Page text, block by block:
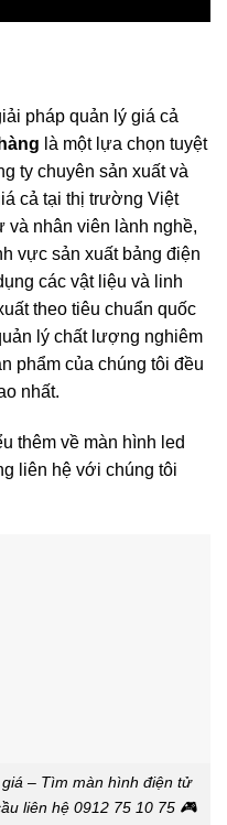
pháp quản lý giá cả
là một lựa chọn tuyệt
ty chuyên sản xuất và
cả tại thị trường Việt
và nhân viên lành nghề,
vực sản xuất bảng điện
các vật liệu và linh
theo tiêu chuẩn quốc
lý chất lượng nghiêm
phẩm của chúng tôi đều
nhất.
thêm về màn hình led
liên hệ với chúng tôi
– Tìm màn hình điện tử
liên hệ 0912 75 10 75 🎮